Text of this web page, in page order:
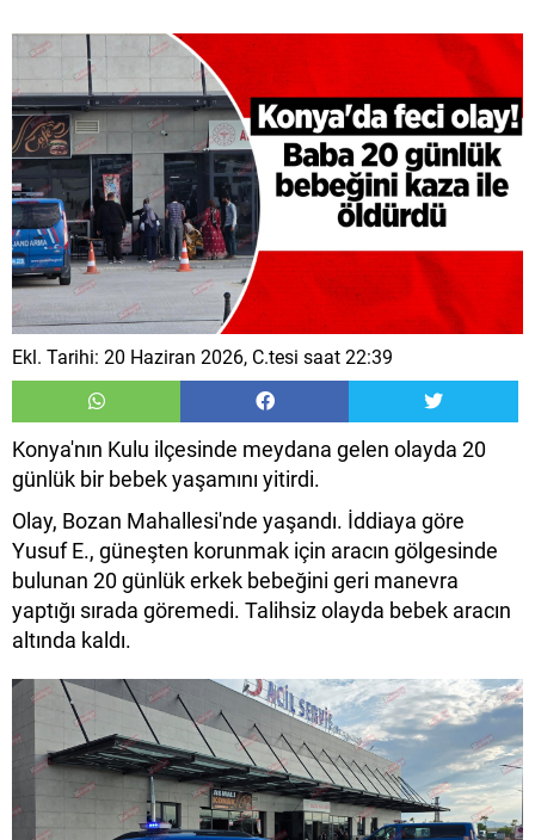
Ekl. Tarihi: 20 Haziran 2026, C.tesi saat 22:39
Konya'nın Kulu ilçesinde meydana gelen olayda 20
günlük bir bebek yaşamını yitirdi.
Olay, Bozan Mahallesi'nde yaşandı. İddiaya göre
Yusuf E., güneşten korunmak için aracın gölgesinde
bulunan 20 günlük erkek bebeğini geri manevra
yaptığı sırada göremedi. Talihsiz olayda bebek aracın
altında kaldı.